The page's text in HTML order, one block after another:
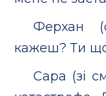
Ферхан
кажеш? Ти
Сара (зі